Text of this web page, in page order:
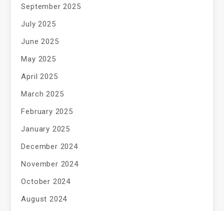
September 2025
July 2025
June 2025
May 2025
April 2025
March 2025
February 2025
January 2025
December 2024
November 2024
October 2024
August 2024